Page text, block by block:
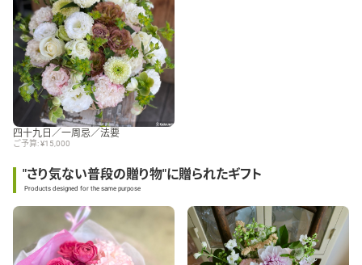
四十九日／一周忌／法要
ご予算: ¥15,000
"さり気ない普段の贈り物"に贈られたギフト
Products designed for the same purpose